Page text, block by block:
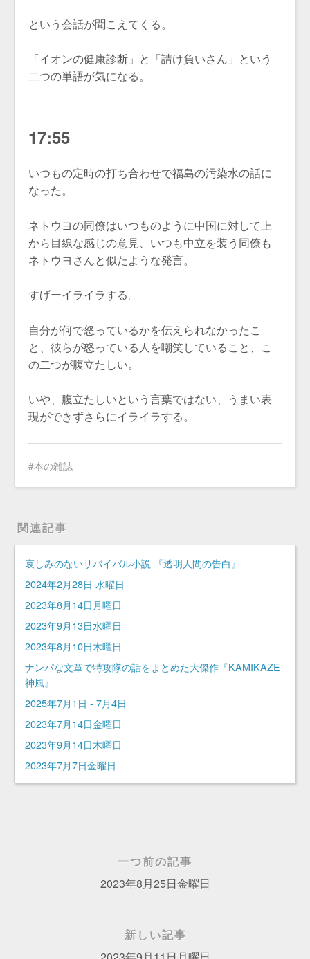
という会話が聞こえてくる。
「イオンの健康診断」と「請け負いさん」という
二つの単語が気になる。
17:55
いつもの定時の打ち合わせで福島の汚染水の話に
なった。
ネトウヨの同僚はいつものように中国に対して上
から目線な感じの意見、いつも中立を装う同僚も
ネトウヨさんと似たような発言。
すげーイライラする。
自分が何で怒っているかを伝えられなかったこ
と、彼らが怒っている人を嘲笑していること、こ
の二つが腹立たしい。
いや、腹立たしいという言葉ではない、うまい表
現ができずさらにイライラする。
本の雑誌
関連記事
哀しみのないサバイバル小説 『透明人間の告白』
2024年2月28日 水曜日
2023年8月14日月曜日
2023年9月13日水曜日
2023年8月10日木曜日
ナンパな文章で特攻隊の話をまとめた大傑作『KAMIKAZE
神風』
2025年7月1日 - 7月4日
2023年7月14日金曜日
2023年9月14日木曜日
2023年7月7日金曜日
一つ前の記事
2023年8月25日金曜日
新しい記事